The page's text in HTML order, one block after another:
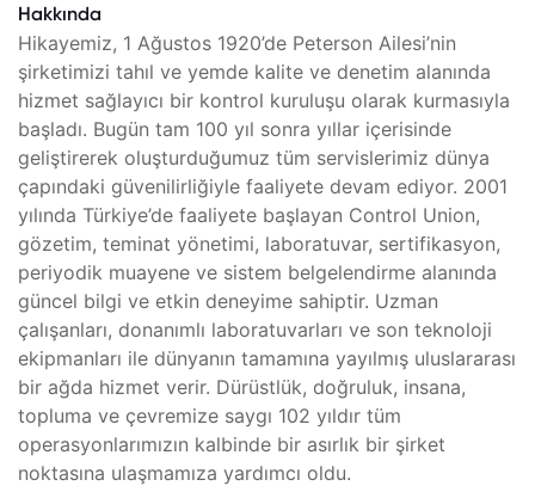
Hakkında
Hikayemiz, 1 Ağustos 1920’de Peterson Ailesi’nin
şirketimizi tahıl ve yemde kalite ve denetim alanında
hizmet sağlayıcı bir kontrol kuruluşu olarak kurmasıyla
başladı. Bugün tam 100 yıl sonra yıllar içerisinde
geliştirerek oluşturduğumuz tüm servislerimiz dünya
çapındaki güvenilirliğiyle faaliyete devam ediyor. 2001
yılında Türkiye’de faaliyete başlayan Control Union,
gözetim, teminat yönetimi, laboratuvar, sertifikasyon,
periyodik muayene ve sistem belgelendirme alanında
güncel bilgi ve etkin deneyime sahiptir. Uzman
çalışanları, donanımlı laboratuvarları ve son teknoloji
ekipmanları ile dünyanın tamamına yayılmış uluslararası
bir ağda hizmet verir. Dürüstlük, doğruluk, insana,
topluma ve çevremize saygı 102 yıldır tüm
operasyonlarımızın kalbinde bir asırlık bir şirket
noktasına ulaşmamıza yardımcı oldu.